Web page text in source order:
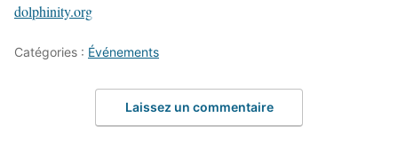
dolphinity.org
Catégories : Événements
Laissez un commentaire